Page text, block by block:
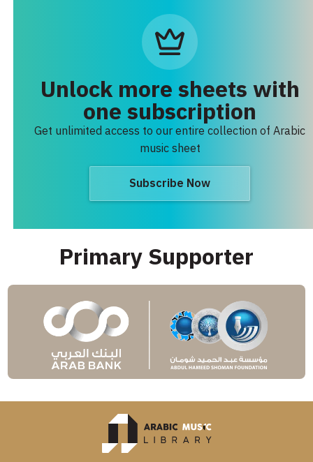
Unlock more sheets with
one subscription
Get unlimited access to our entire collection of Arabic
music sheet
Subscribe Now
Primary Supporter